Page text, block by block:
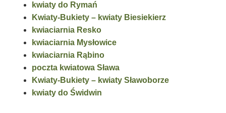
kwiaty do Rymań
Kwiaty-Bukiety – kwiaty Biesiekierz
kwiaciarnia Resko
kwiaciarnia Mysłowice
kwiaciarnia Rąbino
poczta kwiatowa Sława
Kwiaty-Bukiety – kwiaty Sławoborze
kwiaty do Świdwin